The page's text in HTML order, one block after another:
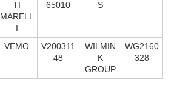
TI
MARELL
I
65010
S
VEMO
V200311
48
WILMIN
K
GROUP
WG2160
328